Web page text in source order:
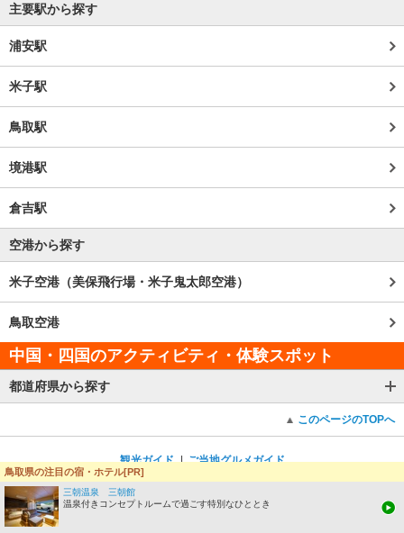
主要駅から探す
浦安駅
米子駅
鳥取駅
境港駅
倉吉駅
空港から探す
米子空港（美保飛行場・米子鬼太郎空港）
鳥取空港
中国・四国のアクティビティ・体験スポット
都道府県から探す
このページのTOPへ
観光ガイド
ご当地グルメガイド
イベントガイド
お土産ガイド
みんなの旅行記
鳥取県の注目の宿・ホテル[PR]
三朝温泉 三朝館
温泉付きコンセプトルームで過ごす特別なひととき